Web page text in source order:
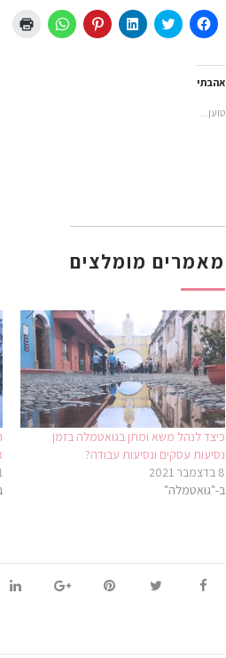
לחיצה
לשיתוף
לחצו
כדי
לחצו
כדי
לחץ
כדי
לחיצה
לשיתוף
אהבתי
טוען...
מאמרים מומלצים
כיצד לנהל משא ומתן בגואטמלה בזמן
נסיעות עסקים ונסיעות עבודה?
8 בדצמבר 2021
ב-"גואטמלה"
11